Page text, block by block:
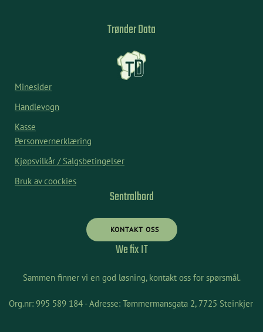
Trønder Data
Minesider
Handlevogn
Kasse
Personvernerklæring
Kjøpsvilkår / Salgsbetingelser
Bruk av coockies
Sentralbord
KONTAKT OSS
We fix IT
Sammen finner vi en god løsning, kontakt oss for spørsmål.
Org.nr: 995 589 184 - Adresse: Tømmermansgata 2, 7725 Steinkjer